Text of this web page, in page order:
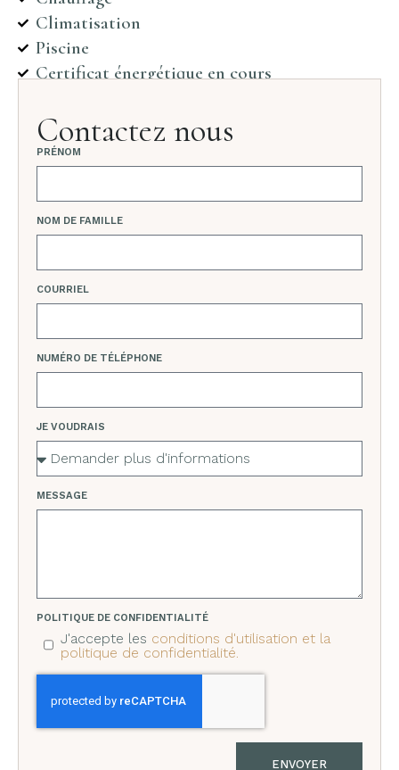
Climatisation
Piscine
Certificat énergétique en cours
Contactez nous
PRÉNOM
NOM DE FAMILLE
COURRIEL
NUMÉRO DE TÉLÉPHONE
JE VOUDRAIS
MESSAGE
POLITIQUE DE CONFIDENTIALITÉ
J'accepte les conditions d'utilisation et la
politique de confidentialité.
ENVOYER